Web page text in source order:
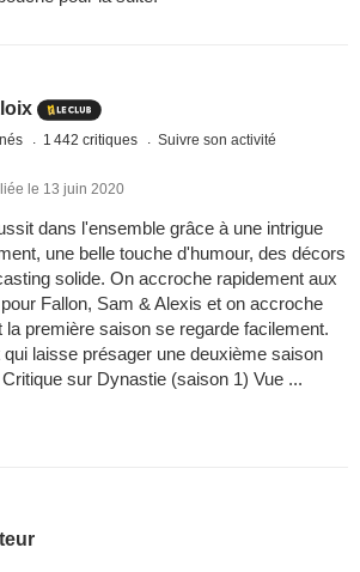
1 442 critiques Suivre son activité
le 13 juin 2020
dans l'ensemble grâce à une intrigue
une belle touche d'humour, des décors
solide. On accroche rapidement aux
Fallon, Sam & Alexis et on accroche
première saison se regarde facilement.
laisse présager une deuxième saison
sur Dynastie (saison 1) Vue ...